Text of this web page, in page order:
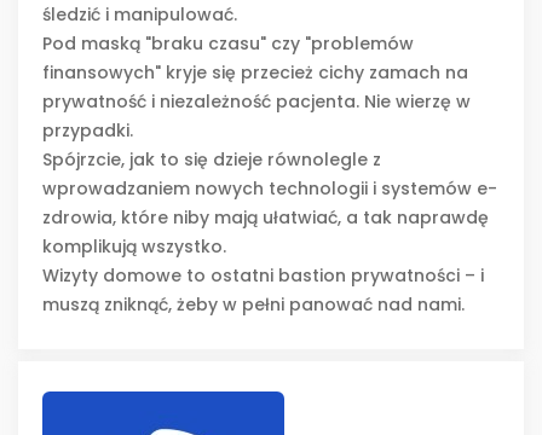
śledzić i manipulować.
Pod maską "braku czasu" czy "problemów
finansowych" kryje się przecież cichy zamach na
prywatność i niezależność pacjenta. Nie wierzę w
przypadki.
Spójrzcie, jak to się dzieje równolegle z
wprowadzaniem nowych technologii i systemów e-
zdrowia, które niby mają ułatwiać, a tak naprawdę
komplikują wszystko.
Wizyty domowe to ostatni bastion prywatności – i
muszą zniknąć, żeby w pełni panować nad nami.